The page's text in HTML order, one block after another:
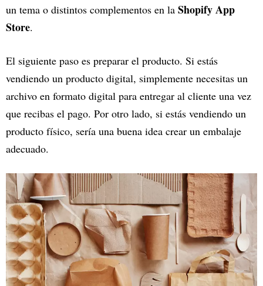
un tema o distintos complementos en la Shopify App
Store.
El siguiente paso es preparar el producto. Si estás
vendiendo un producto digital, simplemente necesitas un
archivo en formato digital para entregar al cliente una vez
que recibas el pago. Por otro lado, si estás vendiendo un
producto físico, sería una buena idea crear un embalaje
adecuado.